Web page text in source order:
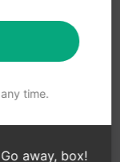
are the
are registered
time.
Go away, box!